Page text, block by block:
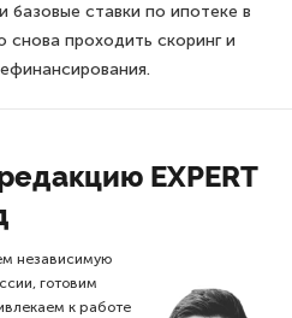
базовые ставки по ипотеке в
снова проходить скоринг и
EXPERT
независимую
готовим
к работе